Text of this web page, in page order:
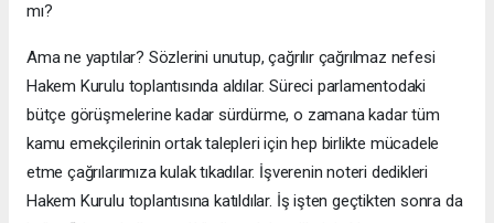
mı?
Ama ne yaptılar? Sözlerini unutup, çağrılır çağrılmaz nefesi
Hakem Kurulu toplantısında aldılar. Süreci parlamentodaki
bütçe görüşmelerine kadar sürdürme, o zamana kadar tüm
kamu emekçilerinin ortak talepleri için hep birlikte mücadele
etme çağrılarımıza kulak tıkadılar. İşverenin noteri dedikleri
Hakem Kurulu toplantısına katıldılar. İş işten geçtikten sonra da